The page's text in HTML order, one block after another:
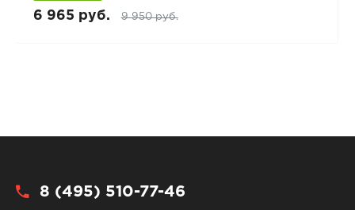
6 965 руб. 9 950 руб.
8 (495) 510-77-46